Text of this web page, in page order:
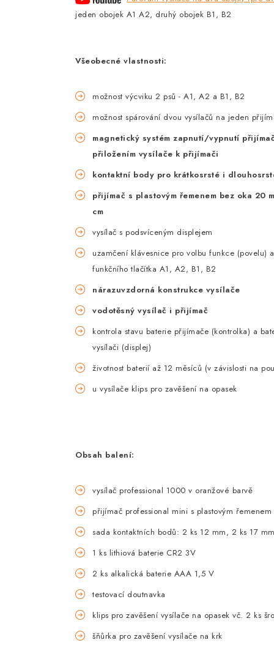
jeden obojek A1 A2, druhý obojek B1, B2
Všeobecné vlastnosti:
možnost výcviku 2 psů - A1, A2 a B1, B2
možnost spárování dvou vysílačů na jeden
magnetický systém zapnutí/vypnutí
přiložením vysílače k přijímači
kontaktní body pro krátkosrsté i
přijímač s plastovým řemenem bez oka 20
cm
vysílač s podsvíceným displejem
uzamčení klávesnice pro volbu funkce (povelu)
funkčního tlačítka A1, A2, B1, B2
nárazuvzdorná konstrukce vysílače
vodotěsný vysílač i přijímač
kontrola stavu baterie přijímače (kontrolka) a
vysílači (displej)
životnost baterií až 12 měsíců (v závislosti na
u vysílače klips pro zavěšení na opasek
Obsah balení:
vysílač professional 1000 v oranžové barvě
přijímač professional mini s plastovým
sada kontaktních bodů: 2 ks 12 mm, 2 ks 17 mm
1 ks lithiová baterie CR2 3V
2 ks alkalická baterie AAA 1,5 V
testovací doutnavka
klips pro zavěšení vysílače na opasek vč. 2 ks
šňůrka pro zavěšení vysílače na krk